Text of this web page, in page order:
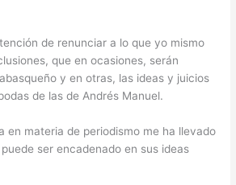
de renunciar a lo que yo mismo
que en ocasiones, serán
y en otras, las ideas y juicios
de las de Andrés Manuel.
en materia de periodismo me ha llevado
ser encadenado en sus ideas